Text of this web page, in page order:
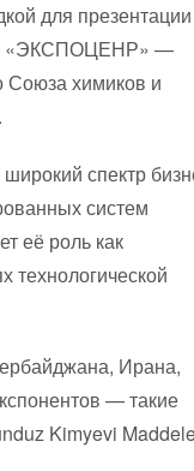
для презентации
«ЭКСПОЦЕНР» —
Союза химиков и
спектр
систем
её роль как
технологической
Ирана,
— такие
Kimyevi